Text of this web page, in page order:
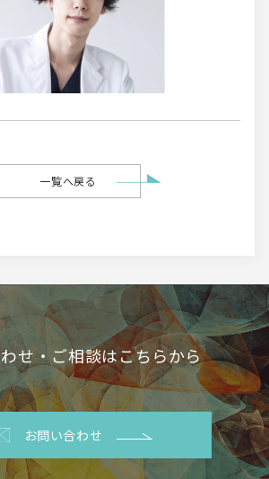
一覧へ戻る
せ・ご相談はこちらから
お問い合わせ